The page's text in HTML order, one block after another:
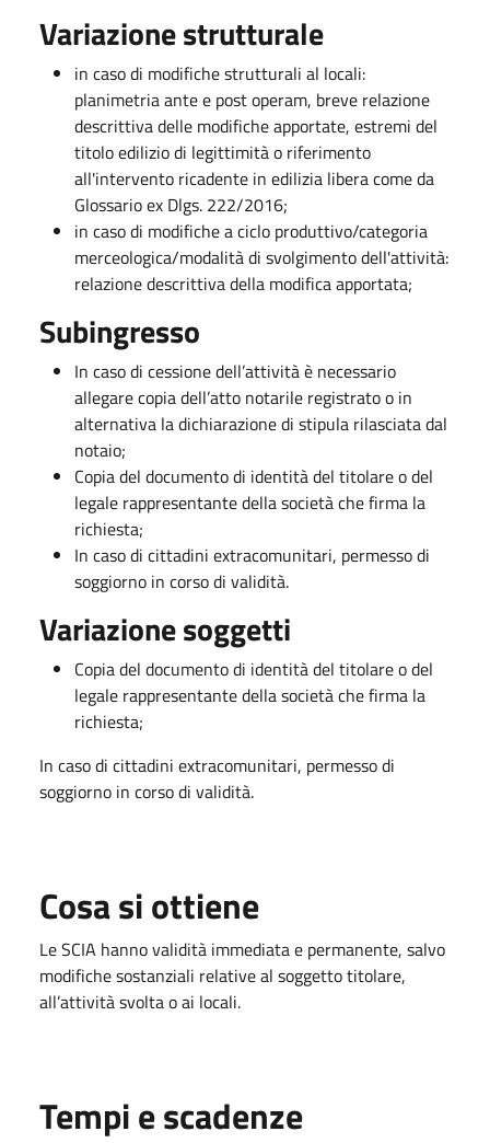
Variazione strutturale
in caso di modifiche strutturali al locali:
planimetria ante e post operam, breve relazione
descrittiva delle modifiche apportate, estremi del
titolo edilizio di legittimità o riferimento
all'intervento ricadente in edilizia libera come da
Glossario ex Dlgs. 222/2016;
in caso di modifiche a ciclo produttivo/categoria
merceologica/modalità di svolgimento dell'attività:
relazione descrittiva della modifica apportata;
Subingresso
In caso di cessione dell’attività è necessario
allegare copia dell’atto notarile registrato o in
alternativa la dichiarazione di stipula rilasciata dal
notaio;
Copia del documento di identità del titolare o del
legale rappresentante della società che firma la
richiesta;
In caso di cittadini extracomunitari, permesso di
soggiorno in corso di validità.
Variazione soggetti
Copia del documento di identità del titolare o del
legale rappresentante della società che firma la
richiesta;
In caso di cittadini extracomunitari, permesso di
soggiorno in corso di validità.
Cosa si ottiene
Le SCIA hanno validità immediata e permanente, salvo
modifiche sostanziali relative al soggetto titolare,
all’attività svolta o ai locali.
Tempi e scadenze